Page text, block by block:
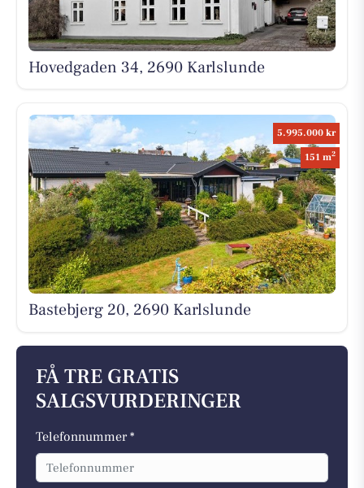
Hovedgaden 34, 2690 Karlslunde
5.995.000 kr
151 m2
Bastebjerg 20, 2690 Karlslunde
FÅ TRE GRATIS
SALGSVURDERINGER
Telefonnummer *